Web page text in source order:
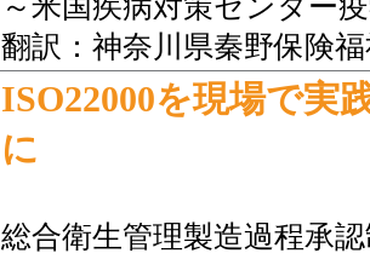
～米国疾病対策センター
翻訳：神奈川県秦野保険
ISO22000を現場で実
に
総合衛生管理製造過程承